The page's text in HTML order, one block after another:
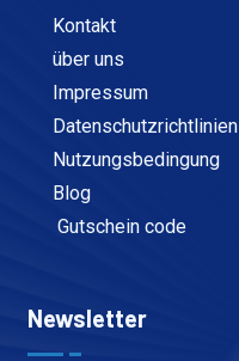
Kontakt
über uns
Impressum
Datenschutzrichtlinien
Nutzungsbedingung
Blog
Gutschein code
Newsletter